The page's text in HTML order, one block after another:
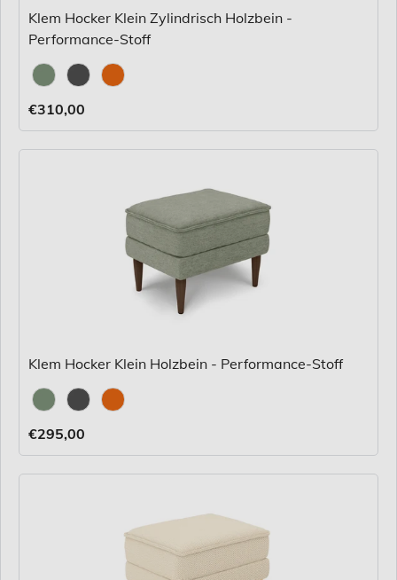
Klem Hocker Klein Zylindrisch Holzbein -
Performance-Stoff
Stoff
€310,00
Klem Hocker Klein Holzbein - Performance-Stoff
Stoff
€295,00